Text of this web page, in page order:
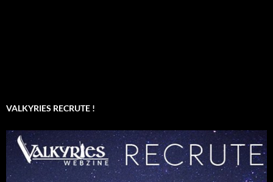
VALKYRIES RECRUTE !